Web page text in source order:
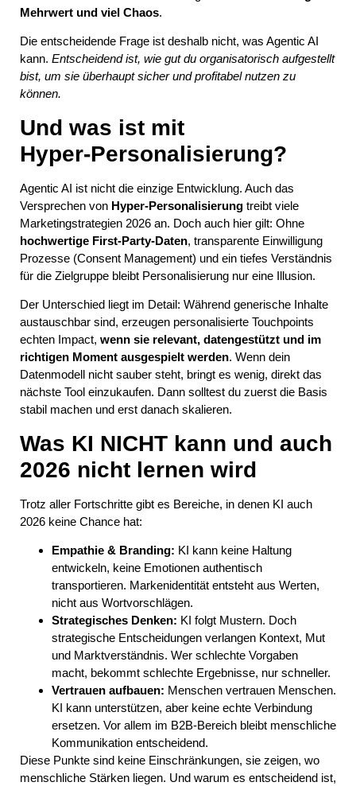
Mehrwert und viel Chaos.
Die entscheidende Frage ist deshalb nicht, was Agentic AI
kann. Entscheidend ist, wie gut du organisatorisch aufgestellt
bist, um sie überhaupt sicher und profitabel nutzen zu
können.
Und was ist mit
Hyper‑Personalisierung?
Agentic AI ist nicht die einzige Entwicklung. Auch das
Versprechen von Hyper‑Personalisierung treibt viele
Marketingstrategien 2026 an. Doch auch hier gilt: Ohne
hochwertige First‑Party‑Daten, transparente Einwilligung
Prozesse (Consent Management) und ein tiefes Verständnis
für die Zielgruppe bleibt Personalisierung nur eine Illusion.
Der Unterschied liegt im Detail: Während generische Inhalte
austauschbar sind, erzeugen personalisierte Touchpoints
echten Impact, wenn sie relevant, datengestützt und im
richtigen Moment ausgespielt werden. Wenn dein
Datenmodell nicht sauber steht, bringt es wenig, direkt das
nächste Tool einzukaufen. Dann solltest du zuerst die Basis
stabil machen und erst danach skalieren.
Was KI NICHT kann und auch
2026 nicht lernen wird
Trotz aller Fortschritte gibt es Bereiche, in denen KI auch
2026 keine Chance hat:
Empathie & Branding: KI kann keine Haltung
entwickeln, keine Emotionen authentisch
transportieren. Markenidentität entsteht aus Werten,
nicht aus Wortvorschlägen.
Strategisches Denken: KI folgt Mustern. Doch
strategische Entscheidungen verlangen Kontext, Mut
und Marktverständnis. Wer schlechte Vorgaben
macht, bekommt schlechte Ergebnisse, nur schneller.
Vertrauen aufbauen: Menschen vertrauen Menschen.
KI kann unterstützen, aber keine echte Verbindung
ersetzen. Vor allem im B2B-Bereich bleibt menschliche
Kommunikation entscheidend.
Diese Punkte sind keine Einschränkungen, sie zeigen, wo
menschliche Stärken liegen. Und warum es entscheidend ist,